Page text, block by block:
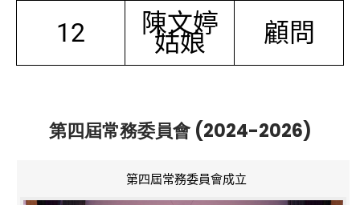
12 陳文婷
姑娘 顧問
第四屆常務委員會 (2024-2026)
第四屆常務委員會成立